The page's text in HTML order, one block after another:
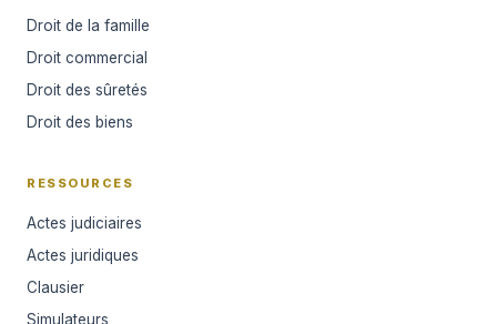
Droit de la famille
Droit commercial
Droit des sûretés
Droit des biens
RESSOURCES
Actes judiciaires
Actes juridiques
Clausier
Simulateurs